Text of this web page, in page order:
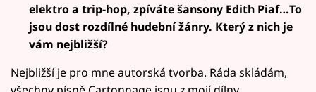
elektro a trip-hop, zpíváte šansony Edith Piaf…To
jsou dost rozdílné hudební žánry. Který z nich je
vám nejbližší?
Nejbližší je pro mne autorská tvorba. Ráda skládám,